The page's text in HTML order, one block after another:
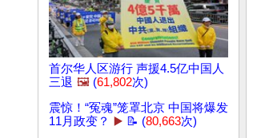
首尔华人区游行 声援4.5亿中国人
三退 🖼️ (61,802次)
震惊！“冤魂”笼罩北京 中国将爆发
11月政变？
▶️ 📝 (80,663次)